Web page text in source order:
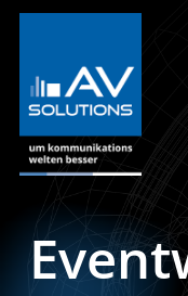
Skip
content